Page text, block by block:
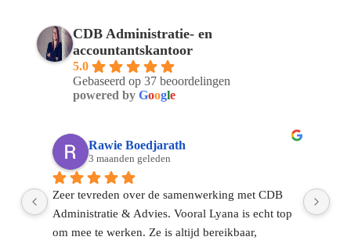
Bel ons
010 307 2338
Kom langs op ons kantoor
Fransenstraat 19,
3131 CC Vlaardingen
CDB Administratie- en
accountantskantoor
5.0
Gebaseerd op 37 beoordelingen
powered by Google
Rawie Boedjarath
3 maanden geleden
Zeer tevreden over de samenwerking met CDB
Administratie & Advies. Vooral Lyana is echt top
om mee te werken. Ze is altijd bereikbaar,